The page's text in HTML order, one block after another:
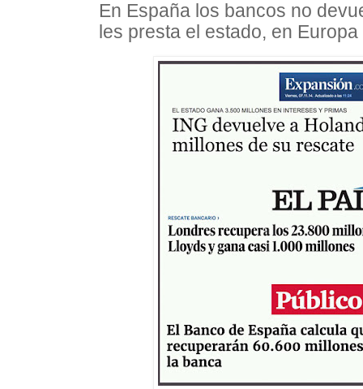
En España los bancos no
les presta el estado, en Europa